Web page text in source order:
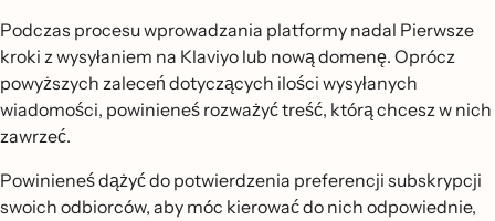
Podczas procesu wprowadzania platformy nadal Pierwsze
kroki z wysyłaniem na Klaviyo lub nową domenę. Oprócz
powyższych zaleceń dotyczących ilości wysyłanych
wiadomości, powinieneś rozważyć treść, którą chcesz w nich
zawrzeć.
Powinieneś dążyć do potwierdzenia preferencji subskrypcji
swoich odbiorców, aby móc kierować do nich odpowiednie,